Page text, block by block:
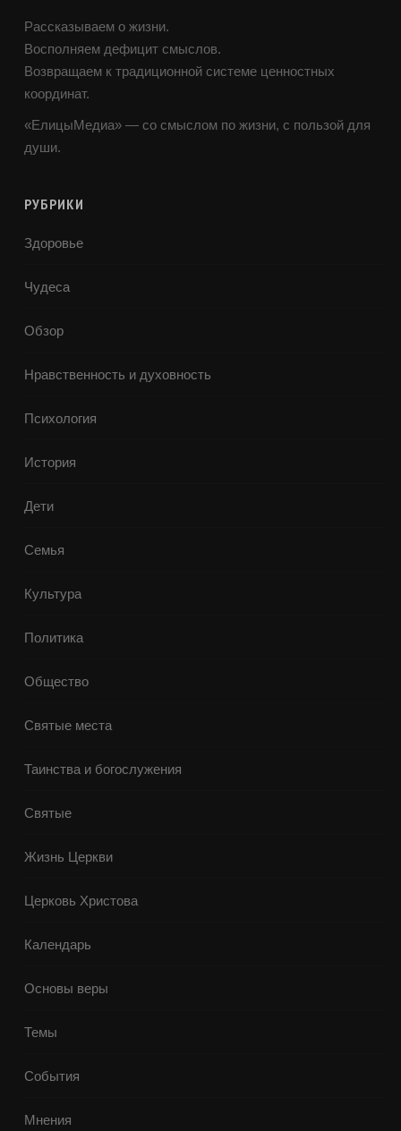
Рассказываем о жизни.
Восполняем дефицит смыслов.
Возвращаем к традиционной системе ценностных
координат.
«ЕлицыМедиа» — со смыслом по жизни, с пользой для
души.
РУБРИКИ
Здоровье
Чудеса
Обзор
Нравственность и духовность
Психология
История
Дети
Семья
Культура
Политика
Общество
Святые места
Таинства и богослужения
Святые
Жизнь Церкви
Церковь Христова
Календарь
Основы веры
Темы
События
Мнения